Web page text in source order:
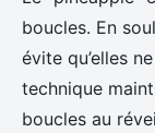
boucles. En
évite qu’elles
technique
boucles au